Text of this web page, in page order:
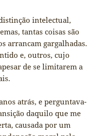
intelectual,
tantas coisas são
arrancam gargalhadas.
e, outros, cujo
de se limitarem a
atrás, e perguntava-
daquilo que me
causada por um